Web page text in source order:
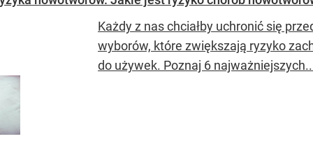
Każdy z nas chciałby uchronić się
wyborów, które zwiększają ryzyko
do używek. Poznaj 6